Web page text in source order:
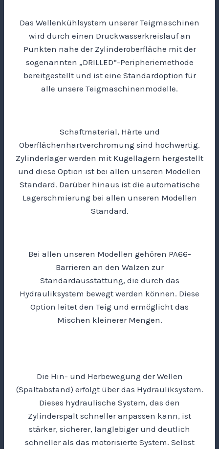
Das Wellenkühlsystem unserer Teigmaschinen
wird durch einen Druckwasserkreislauf an
Punkten nahe der Zylinderoberfläche mit der
sogenannten „DRILLED“-Peripheriemethode
bereitgestellt und ist eine Standardoption für
alle unsere Teigmaschinenmodelle.
Schaftmaterial, Härte und
Oberflächenhartverchromung sind hochwertig.
Zylinderlager werden mit Kugellagern hergestellt
und diese Option ist bei allen unseren Modellen
Standard. Darüber hinaus ist die automatische
Lagerschmierung bei allen unseren Modellen
Standard.
Bei allen unseren Modellen gehören PA66-
Barrieren an den Walzen zur
Standardausstattung, die durch das
Hydrauliksystem bewegt werden können. Diese
Option leitet den Teig und ermöglicht das
Mischen kleinerer Mengen.
Die Hin- und Herbewegung der Wellen
(Spaltabstand) erfolgt über das Hydrauliksystem.
Dieses hydraulische System, das den
Zylinderspalt schneller anpassen kann, ist
stärker, sicherer, langlebiger und deutlich
schneller als das motorisierte System. Selbst